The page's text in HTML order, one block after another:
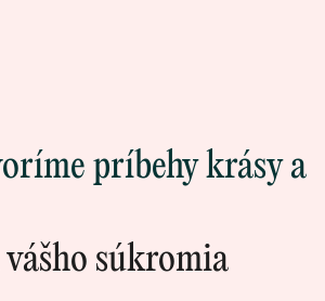
vášho súkromia
príbehy krásy a